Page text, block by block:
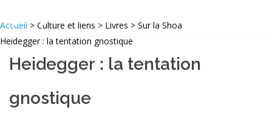
Accueil > Culture et liens > Livres > Sur la Shoa
Heidegger : la tentation gnostique
Heidegger : la tentation
gnostique